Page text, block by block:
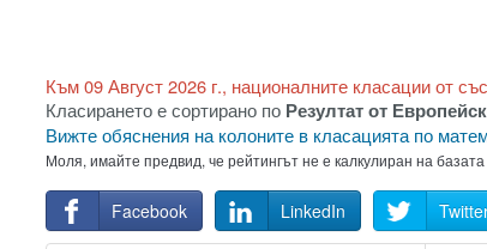
Към 09 Август 2026 г., националните класации от
Класирането е сортирано по Резултат от
Вижте обяснения на колоните в класацията по
Моля, имайте предвид, че рейтингът не е калкулиран на
Facebook LinkedIn